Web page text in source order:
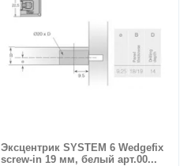
Эксцентрик SYSTEM 6 Wedgefix
screw-in 19 мм, белый арт.00...